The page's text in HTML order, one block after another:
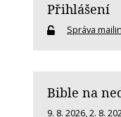
Přihlášení
Správa
Bible na
9. 8. 2026 2. 8.